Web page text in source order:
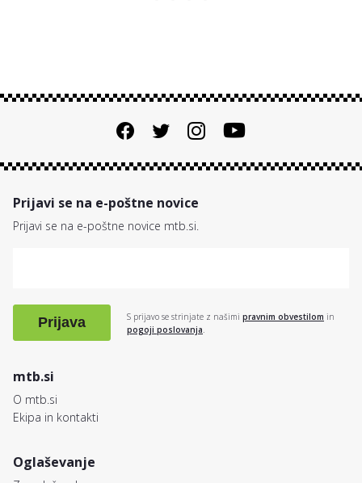
mtb.si
O mtb.si
Ekipa in kontakti
Oglaševanje
Prijavi se na e-poštne novice
Prijavi se na e-poštne novice mtb.si.
Prijava S prijavo se strinjate z našimi pravnim obvestilom in
pogoji poslovanja